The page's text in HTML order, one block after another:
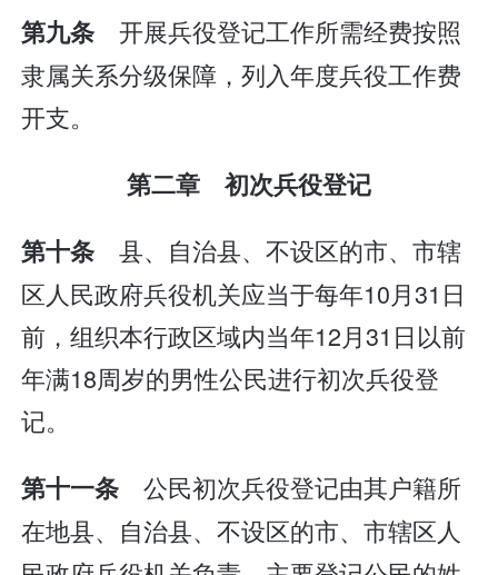
第九条开展兵役登记工作所需经费按照
隶属关系分级保障，列入年度兵役工作费
开支。
第二章 初次兵役登记
第十条县、自治县、不设区的市、市辖
区人民政府兵役机关应当于每年10月31日
前，组织本行政区域内当年12月31日以前
年满18周岁的男性公民进行初次兵役登
记。
第十一条公民初次兵役登记由其户籍所
在地县、自治县、不设区的市、市辖区人